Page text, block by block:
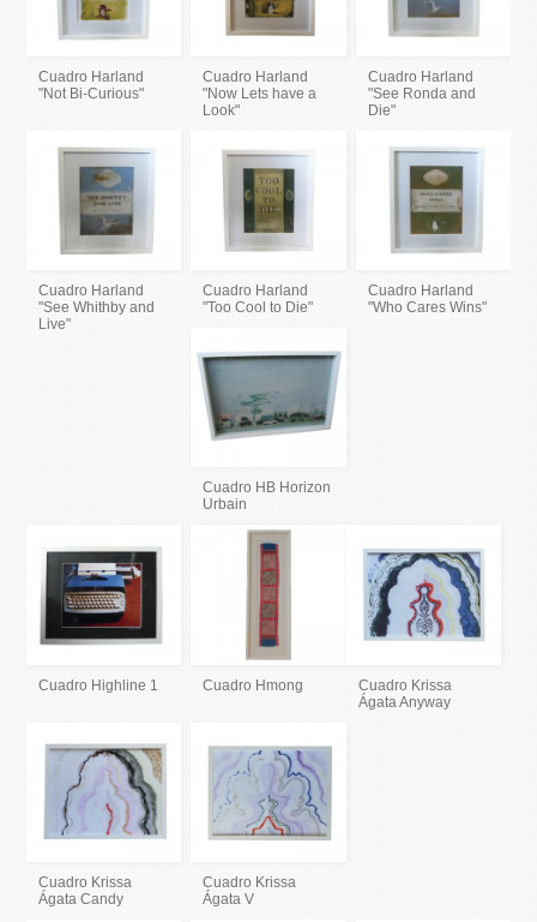
Cuadro Harland
"Not Bi-Curious"
Cuadro Harland
"Now Lets have a
Look"
Cuadro Harland
"See Ronda and
Die"
Cuadro Harland
"See Whithby and
Live"
Cuadro Harland
"Too Cool to Die"
Cuadro Harland
"Who Cares Wins"
Cuadro HB Horizon
Urbain
Cuadro Highline 1 Cuadro Hmong
Cuadro Krissa
Ágata Anyway
Cuadro Krissa
Ágata Candy
Cuadro Krissa
Ágata V